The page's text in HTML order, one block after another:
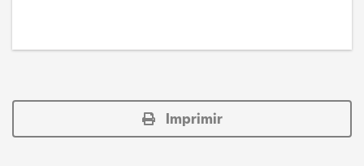
Imprimir